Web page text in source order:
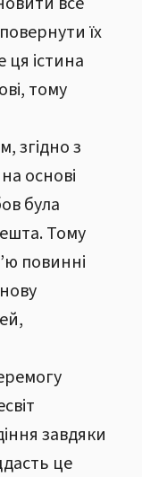
повернути їх
ця істина
тому
згідно з
основі
була
Тому
повинні
завдяки
це